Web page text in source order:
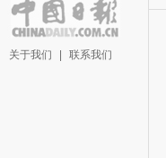
关于我们 联系我们